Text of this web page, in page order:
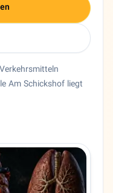
Am Schickshof liegt
in Bonn,